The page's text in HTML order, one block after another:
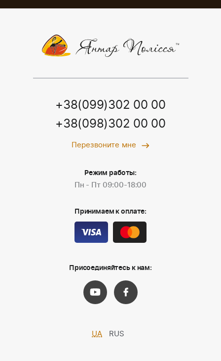
+38(099)302 00 00
+38(098)302 00 00
Перезвоните мне
Режим работы:
Пн - Пт 09:00-18:00
Принимаем к оплате:
Присоединяйтесь к нам:
UA RUS